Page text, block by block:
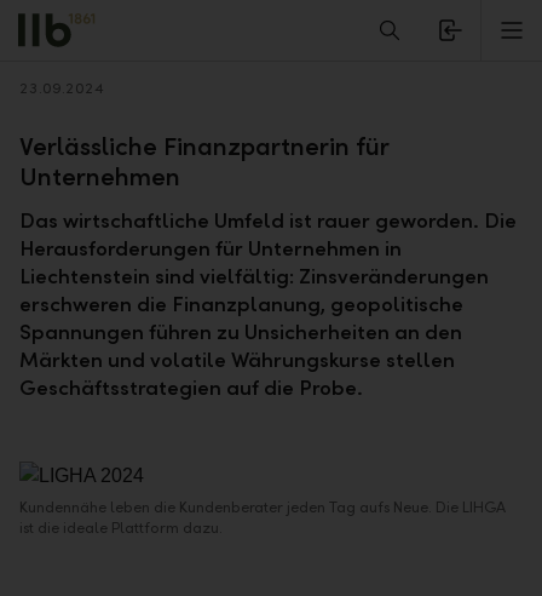
Alerts.Headline
Zurück
23.09.2024
Verlässliche Finanzpartnerin für
Unternehmen
Das wirtschaftliche Umfeld ist rauer geworden. Die
Herausforderungen für Unternehmen in
Liechtenstein sind vielfältig: Zinsveränderungen
erschweren die Finanzplanung, geopolitische
Spannungen führen zu Unsicherheiten an den
Märkten und volatile Währungskurse stellen
Geschäftsstrategien auf die Probe.
Kundennähe leben die Kundenberater jeden Tag aufs Neue. Die LIHGA
ist die ideale Plattform dazu.